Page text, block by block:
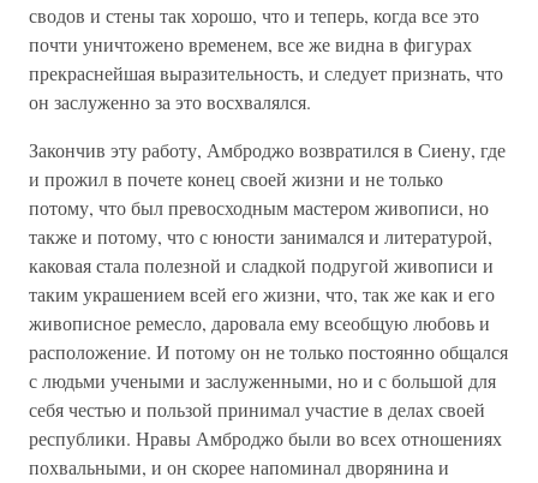
сводов и стены так хорошо, что и теперь, когда все это
почти уничтожено временем, все же видна в фигурах
прекраснейшая выразительность, и следует признать, что
он заслуженно за это восхвалялся.
Закончив эту работу, Амброджо возвратился в Сиену, где
и прожил в почете конец своей жизни и не только
потому, что был превосходным мастером живописи, но
также и потому, что с юности занимался и литературой,
каковая стала полезной и сладкой подругой живописи и
таким украшением всей его жизни, что, так же как и его
живописное ремесло, даровала ему всеобщую любовь и
расположение. И потому он не только постоянно общался
с людьми учеными и заслуженными, но и с большой для
себя честью и пользой принимал участие в делах своей
республики. Нравы Амброджо были во всех отношениях
похвальными, и он скорее напоминал дворянина и